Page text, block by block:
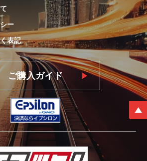
ー
表記
ご購入ガイド